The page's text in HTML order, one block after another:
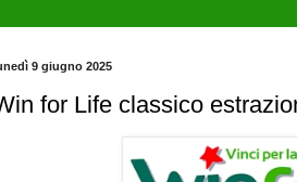
9 giugno 2025
for Life classico